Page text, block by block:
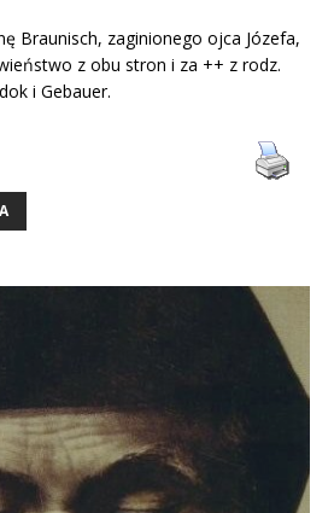
Braunisch, zaginionego ojca Józefa,
z obu stron i za ++ z rodz.
i Gebauer.